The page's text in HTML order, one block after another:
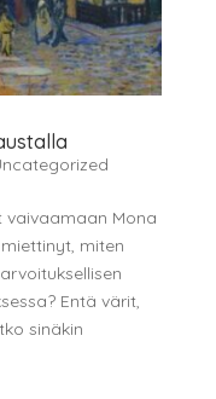
vaivaamaan Mona
miten
Entä värit,
sinäkin